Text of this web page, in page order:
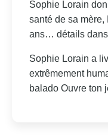
Sophie Lorain
santé de sa
ans… détails
Sophie Lorain a
extrêmement
balado Ouvre ton